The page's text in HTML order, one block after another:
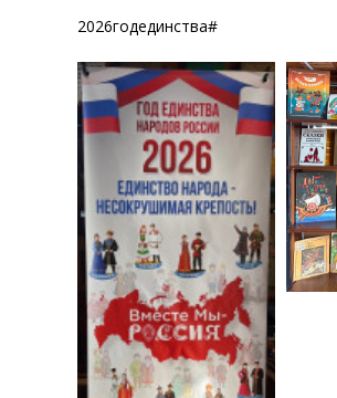
2026годединства#